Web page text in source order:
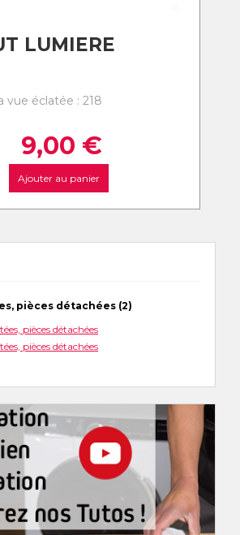
LUMIERE
vue éclatée : 218
9,00 €
Ajouter au panier
pièces détachées (2)
pièces détachées
pièces détachées